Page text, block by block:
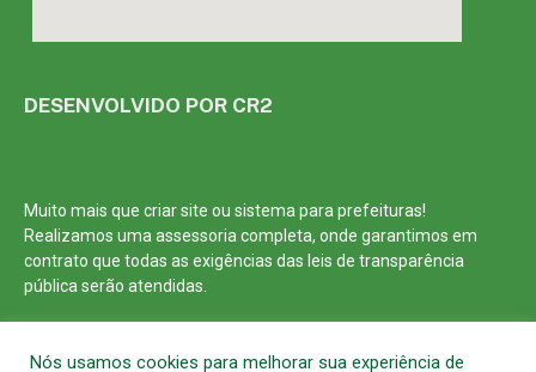
DESENVOLVIDO POR CR2
Muito mais que criar site ou sistema para prefeituras!
Realizamos umaassessoriacompleta, onde garantimos em
contrato que todas as exigências das leis de transparência
públicaserão atendidas.
Nós usamos cookies para melhorar sua experiência de